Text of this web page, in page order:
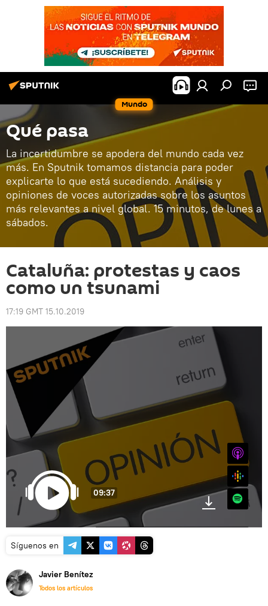
Mundo
Qué pasa
La incertidumbre se apodera del mundo cada vez
más. En Sputnik tomamos distancia para poder
explicarte lo que está sucediendo. Análisis y
opiniones de voces autorizadas sobre los asuntos
más relevantes a nivel global. 15 minutos, de lunes a
sábados.
Cataluña: protestas y caos
como un tsunami
17:19 GMT 15.10.2019
09:37
iTunes
Spotify
Síguenos en
Javier Benítez
Todos los artículos